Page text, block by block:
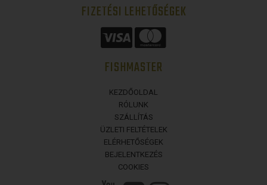
FIZETÉSI LEHETŐSÉGEK
FISHMASTER
KEZDŐOLDAL
RÓLUNK
SZÁLLÍTÁS
ÜZLETI FELTÉTELEK
ELÉRHETŐSÉGEK
BEJELENTKEZÉS
COOKIES